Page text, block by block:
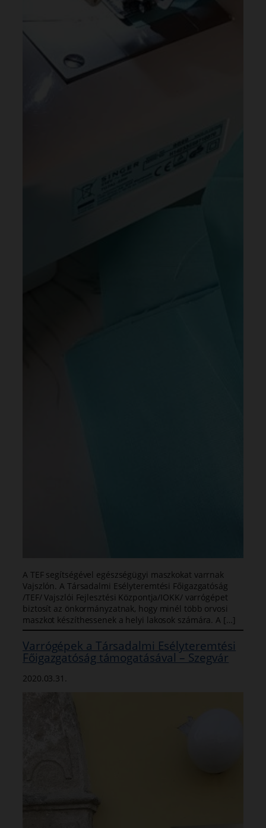
A TEF segítségével egészségügyi maszkokat varrnak
Vajszlón. A Társadalmi Esélyteremtési Főigazgatóság
/TEF/ Vajszlói Fejlesztési Központja/IOKK/ varrógépet
biztosít az önkormányzatnak, hogy minél több orvosi
maszkot készíthessenek a helyi lakosok számára. A […]
Varrógépek a Társadalmi Esélyteremtési
Főigazgatóság támogatásával – Szegvár
2020.03.31.